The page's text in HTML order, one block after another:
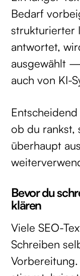
Bedarf
strukturierter
antwortet,
ausgewählt
auch von KI-
ob du rankst,
überhaupt
Bevor du
klären
Viele SEO-
Schreiben